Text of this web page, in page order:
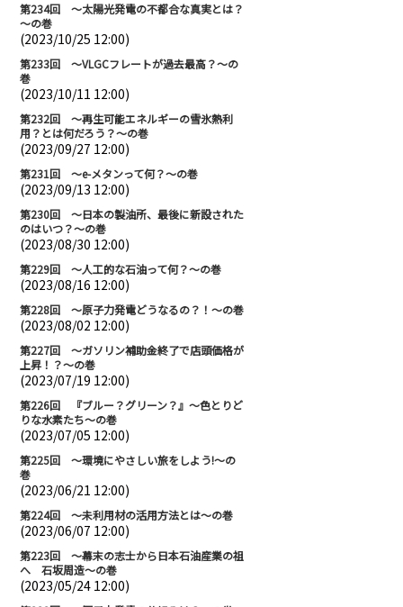
第234回 ～太陽光発電の不都合な真実とは？
～の巻
(2023/10/25 12:00)
第233回 ～VLGCフレートが過去最高？～の
巻
(2023/10/11 12:00)
第232回 ～再生可能エネルギーの雪氷熱利
用？とは何だろう？～の巻
(2023/09/27 12:00)
第231回 ～e-メタンって何？～の巻
(2023/09/13 12:00)
第230回 ～日本の製油所、最後に新設された
のはいつ？～の巻
(2023/08/30 12:00)
第229回 ～人工的な石油って何？～の巻
(2023/08/16 12:00)
第228回 ～原子力発電どうなるの？！～の巻
(2023/08/02 12:00)
第227回 ～ガソリン補助金終了で店頭価格が
上昇！？～の巻
(2023/07/19 12:00)
第226回 『ブルー？グリーン？』～色とりど
りな水素たち～の巻
(2023/07/05 12:00)
第225回 ～環境にやさしい旅をしよう!～の
巻
(2023/06/21 12:00)
第224回 ～未利用材の活用方法とは～の巻
(2023/06/07 12:00)
第223回 ～幕末の志士から日本石油産業の祖
へ 石坂周造～の巻
(2023/05/24 12:00)